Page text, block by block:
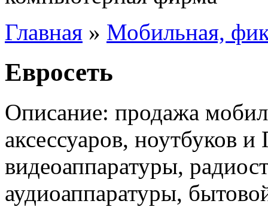
Главная » Мобильная,
Евросеть
Описание: продажа
аксессуаров, ноутбуков
видеоаппаратуры,
аудиоаппаратуры,